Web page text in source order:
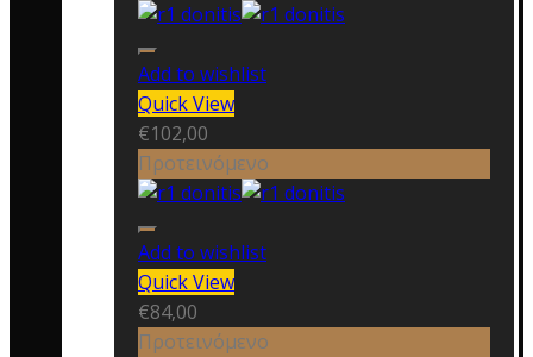
Add to wishlist
Quick View
€102,00
Προτεινόμενο
Add to wishlist
Quick View
€84,00
Προτεινόμενο